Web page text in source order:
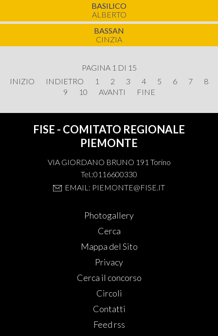
BASILICO
ALBERTO
BASSAN
CINZIA
PAGINA 1 DI 15
INIZIO
INDIETRO 1 2 3 4 5 6 7
8
9
10 AVANTI FINE
FISE - COMITATO REGIONALE
PIEMONTE
VIA GIORDANO BRUNO 191 Torino
Tel.:0116600330
EMAIL: PIEMONTE@FISE.IT
Photogallery
Cerca
Mappa del Sito
Privacy
Cerca il concorso
Circoli
Contatti
Feed rss